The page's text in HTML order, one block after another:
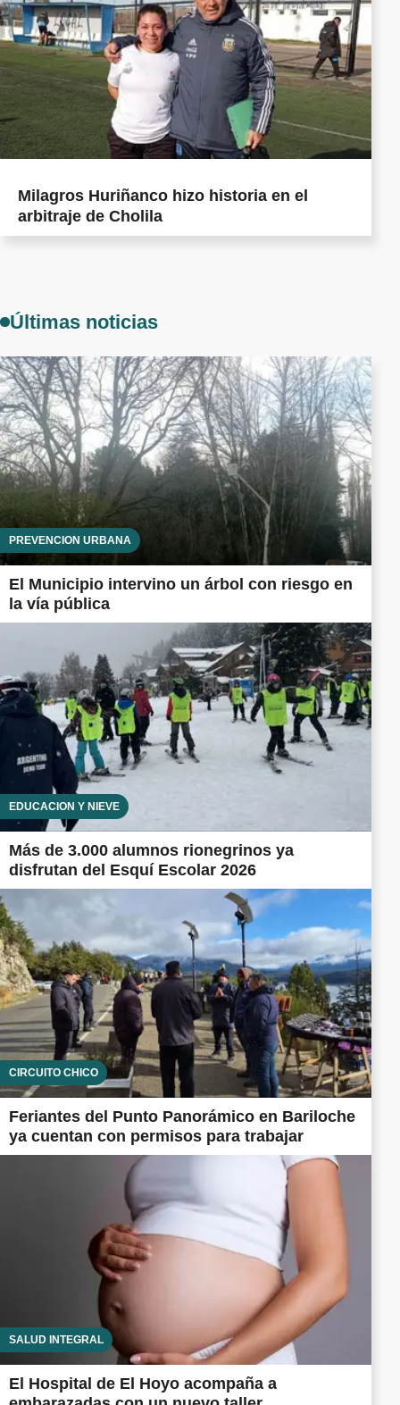
Milagros Huriñanco hizo historia en el
arbitraje de Cholila
Últimas noticias
PREVENCIÓN URBANA
El Municipio intervino un árbol con riesgo en
la vía pública
EDUCACIÓN Y NIEVE
Más de 3.000 alumnos rionegrinos ya
disfrutan del Esquí Escolar 2026
CIRCUITO CHICO
Feriantes del Punto Panorámico en Bariloche
ya cuentan con permisos para trabajar
SALUD INTEGRAL
El Hospital de El Hoyo acompaña a